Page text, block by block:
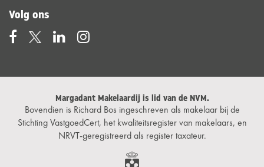
Volg ons
Margadant Makelaardij is lid van de NVM.
Bovendien is Richard Bos ingeschreven als makelaar bij de
Stichting VastgoedCert, het kwaliteitsregister van makelaars, en
NRVT-geregistreerd als register taxateur.